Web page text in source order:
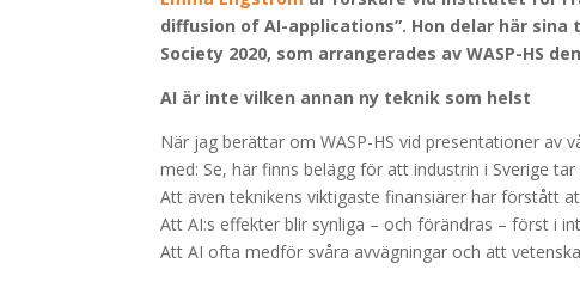
diffusion of AI-applications”. Hon delar här
Society 2020, som arrangerades av WASP-HS
AI är inte vilken annan ny teknik som helst
När jag berättar om WASP-HS vid presentationer av
med: Se, här finns belägg för att industrin i Sverige
Att även teknikens viktigaste finansiärer har förstått
Att AI:s effekter blir synliga – och förändras – först i
Att AI ofta medför svåra avvägningar och att